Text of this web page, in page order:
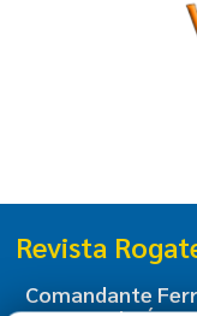
Revista
Comandante